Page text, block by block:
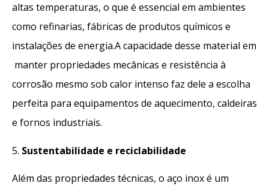
altas temperaturas, o que é essencial em ambientes
como refinarias, fábricas de produtos químicos e
instalações de energia.A capacidade desse material em
manter propriedades mecânicas e resistência à
corrosão mesmo sob calor intenso faz dele a escolha
perfeita para equipamentos de aquecimento, caldeiras
e fornos industriais.
5. Sustentabilidade e reciclabilidade
Além das propriedades técnicas, o aço inox é um